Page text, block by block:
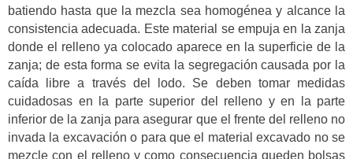
batiendo hasta que la mezcla sea homogénea y alcance la
consistencia adecuada. Este material se empuja en la zanja
donde el relleno ya colocado aparece en la superficie de la
zanja; de esta forma se evita la segregación causada por la
caída libre a través del lodo. Se deben tomar medidas
cuidadosas en la parte superior del relleno y en la parte
inferior de la zanja para asegurar que el frente del relleno no
invada la excavación o para que el material excavado no se
mezcle con el relleno y como consecuencia queden bolsas